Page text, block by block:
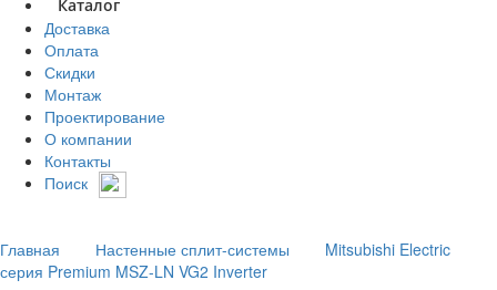
Каталог
Доставка
Оплата
Скидки
Монтаж
Проектирование
О компании
Контакты
Поиск
Главная Настенные сплит-системы
Mitsubishi Electric
серия Premium MSZ-LN VG2 Inverter